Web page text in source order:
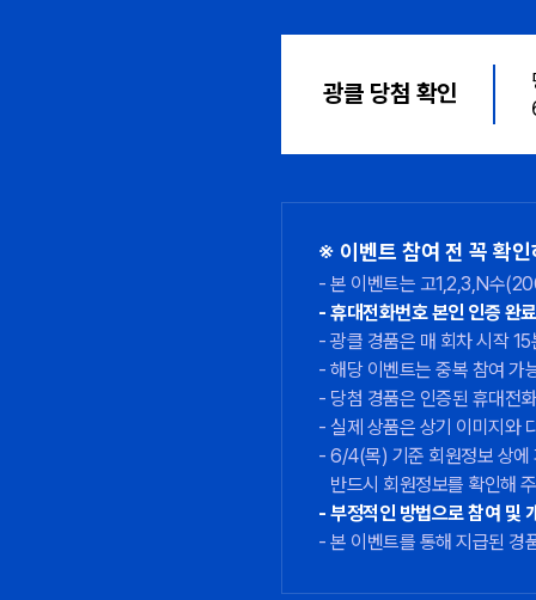
광클 당첨 확인
※ 이벤트 참여 전 꼭 확
본 이벤트는 고1,2,3,N수
휴대전화번호 본인 인증 완
광클 경품은 매 회차 시작
해당 이벤트는 중복 참여 가
당첨 경품은 인증된 휴대전
실제 상품은 상기 이미지와
6/4(목) 기준 회원정보 상에
반드시 회원정보를 확인해
부정적인 방법으로 참여 및
본 이벤트를 통해 지급된 경